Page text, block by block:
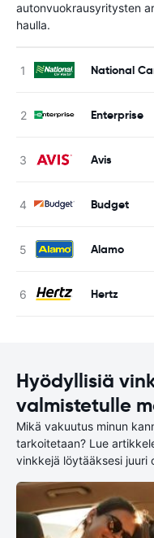
autonvuokrausyritysten
haulla.
National
Enterprise
Avis
Budget
Alamo
Hertz
Hyödyllisiä
valmistetulle
Mikä vakuutus minun
tarkoitetaan? Lue
vinkkejä löytääksesi juuri